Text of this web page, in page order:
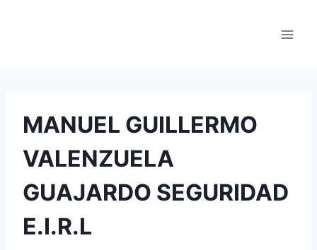
MANUEL GUILLERMO
VALENZUELA
GUAJARDO SEGURIDAD
E.I.R.L